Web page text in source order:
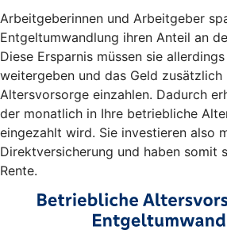
Arbeitgeberinnen und Arbeitgeber
Entgeltumwandlung ihren Anteil an
Diese Ersparnis müssen sie
weitergeben und das Geld
Altersvorsorge einzahlen. Dadurch
der monatlich in Ihre betriebliche
eingezahlt wird. Sie investieren also
Direktversicherung und haben somit
Rente.